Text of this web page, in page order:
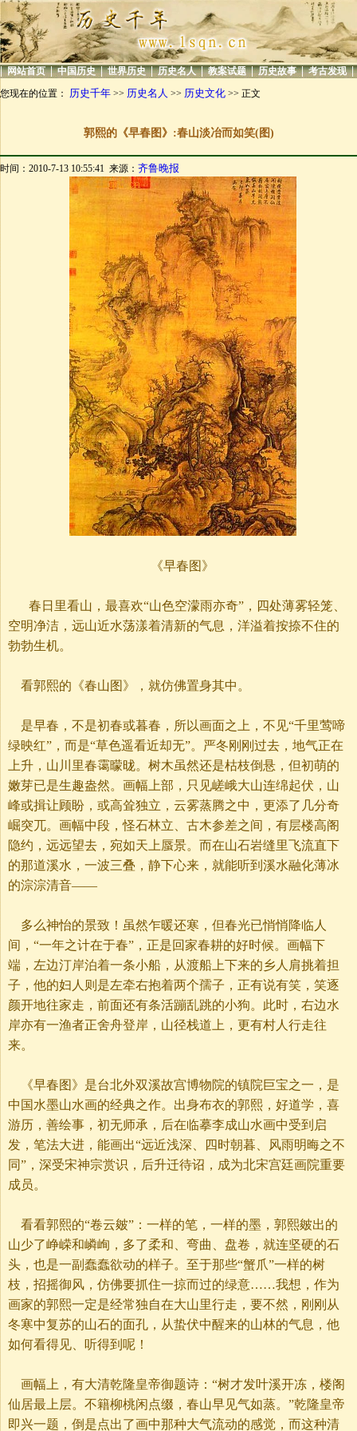
| 网站首页 | 中国历史 | 世界历史 | 历史名人 | 教案试题 | 历史故事 | 考古发现 |
您现在的位置： 历史千年 >> 历史名人 >> 历史文化 >> 正文
郭熙的《早春图》:春山淡冶而如笑(图)
时间：2010-7-13 10:55:41 来源： 齐鲁晚报
《早春图》
春日里看山，最喜欢“山色空濛雨亦奇”，四处薄雾轻笼、
空明净洁，远山近水荡漾着清新的气息，洋溢着按捺不住的
勃勃生机。
看郭熙的《春山图》，就仿佛置身其中。
是早春，不是初春或暮春，所以画面之上，不见“千里莺啼
绿映红”，而是“草色遥看近却无”。严冬刚刚过去，地气正在
上升，山川里春霭曚昽。树木虽然还是枯枝倒悬，但初萌的
嫩芽已是生趣盎然。画幅上部，只见嵯峨大山连绵起伏，山
峰或揖让顾盼，或高耸独立，云雾蒸腾之中，更添了几分奇
崛突兀。画幅中段，怪石林立、古木参差之间，有层楼高阁
隐约，远远望去，宛如天上蜃景。而在山石岩缝里飞流直下
的那道溪水，一波三叠，静下心来，就能听到溪水融化薄冰
的淙淙清音——
多么神怡的景致！虽然乍暖还寒，但春光已悄悄降临人
间，“一年之计在于春”，正是回家春耕的好时候。画幅下
端，左边汀岸泊着一条小船，从渡船上下来的乡人肩挑着担
子，他的妇人则是左牵右抱着两个孺子，正有说有笑，笑逐
颜开地往家走，前面还有条活蹦乱跳的小狗。此时，右边水
岸亦有一渔者正舍舟登岸，山径栈道上，更有村人行走往
来。
《早春图》是台北外双溪故宫博物院的镇院巨宝之一，是
中国水墨山水画的经典之作。出身布衣的郭熙，好道学，喜
游历，善绘事，初无师承，后在临摹李成山水画中受到启
发，笔法大进，能画出“远近浅深、四时朝暮、风雨明晦之不
同”，深受宋神宗赏识，后升迁待诏，成为北宋宫廷画院重要
成员。
看看郭熙的“卷云皴”：一样的笔，一样的墨，郭熙皴出的
山少了峥嵘和嶙峋，多了柔和、弯曲、盘卷，就连坚硬的石
头，也是一副蠢蠢欲动的样子。至于那些“蟹爪”一样的树
枝，招摇御风，仿佛要抓住一掠而过的绿意……我想，作为
画家的郭熙一定是经常独自在大山里行走，要不然，刚刚从
冬寒中复苏的山石的面孔，从蛰伏中醒来的山林的气息，他
如何看得见、听得到呢！
画幅上，有大清乾隆皇帝御题诗：“树才发叶溪开冻，楼阁
仙居最上层。不籍柳桃闲点缀，春山早见气如蒸。”乾隆皇帝
即兴一题，倒是点出了画中那种大气流动的感觉，而这种清